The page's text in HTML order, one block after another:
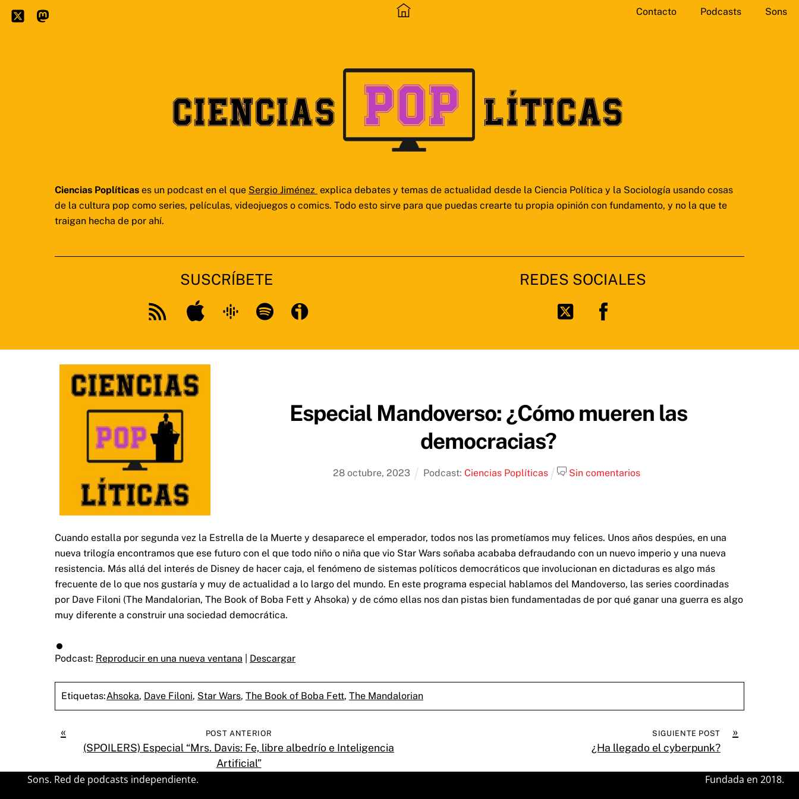
Skip
Icon
Mastodon
Contacto Podcasts Sons
Ciencias Poplíticas es un podcast en el que Sergio Jiménez explica debates y temas de actualidad desde la Ciencia Política y la Sociología usando cosas
de la cultura pop como series, películas, videojuegos o comics. Todo esto sirve para que puedas crearte tu propia opinión con fundamento, y no la que te
traigan hecha de por ahí.
SUSCRÍBETE
Feed
Apple
Google
Spotify
REDES SOCIALES
Twitter Facebook
Especial Mandoverso: ¿Cómo mueren las
democracias?
28 octubre, 2023 Podcast:Ciencias Poplíticas Sin comentarios
Cuando estalla por segunda vez la Estrella de la Muerte y desaparece el emperador, todos nos las prometíamos muy felices. Unos años despúes, en una
nueva trilogía encontramos que ese futuro con el que todo niño o niña que vio Star Wars soñaba acababa defraudando con un nuevo imperio y una nueva
resistencia. Más allá del interés de Disney de hacer caja, el fenómeno de sistemas políticos democráticos que involucionan en dictaduras es algo más
frecuente de lo que nos gustaría y muy de actualidad a lo largo del mundo. En este programa especial hablamos del Mandoverso, las series coordinadas
por Dave Filoni (The Mandalorian, The Book of Boba Fett y Ahsoka) y de cómo ellas nos dan pistas bien fundamentadas de por qué ganar una guerra es algo
muy diferente a construir una sociedad democrática.
Podcast: Reproducir en una nueva ventana Descargar
Etiquetas:Ahsoka, Dave Filoni, Star Wars, The Book of Boba Fett, The Mandalorian
« POST ANTERIOR
(SPOILERS) Especial “Mrs. Davis: Fe, libre albedrío e Inteligencia
Artificial”
»
SIGUIENTE POST
¿Ha llegado el cyberpunk?
Sons. Red de podcasts independiente. Fundada en 2018.